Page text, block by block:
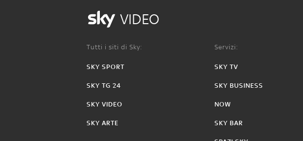
VIDEO
Tutti i siti di Sky:
SKY SPORT
SKY TG 24
SKY VIDEO
SKY ARTE
Servizi:
SKY TV
SKY BUSINESS
NOW
SKY BAR